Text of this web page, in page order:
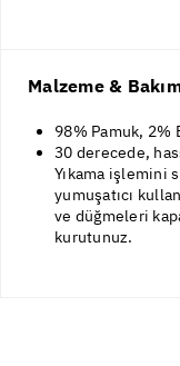
Malzeme &
98% Pamuk, 2%
30 derecede,
Yıkama işlemini
yumuşatıcı
ve düğmeleri
kurutunuz.